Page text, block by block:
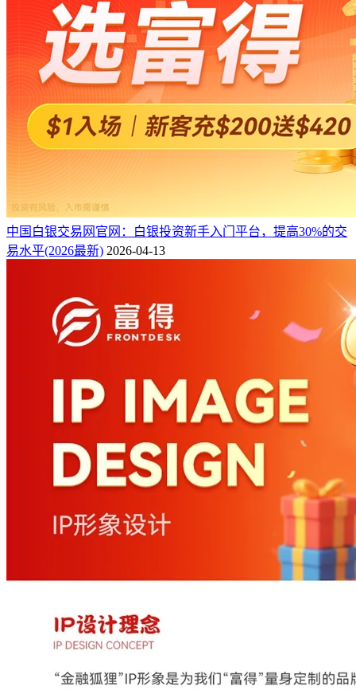
中国白银交易网官网：白银投资新手入门平台，提高30%的交
易水平(2026最新) 2026-04-13